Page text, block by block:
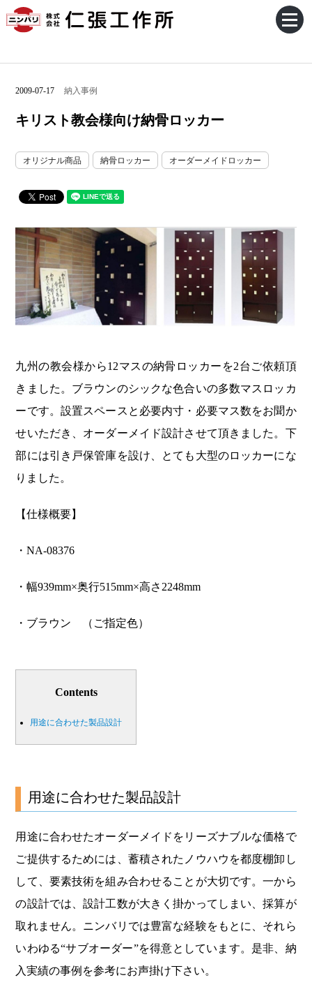
2009-07-17 納入事例
キリスト教会様向け納骨ロッカー
オリジナル商品 納骨ロッカー オーダーメイドロッカー
九州の教会様から12マスの納骨ロッカーを2台ご依頼頂
きました。ブラウンのシックな色合いの多数マスロッカ
ーです。設置スペースと必要内寸・必要マス数をお聞か
せいただき、オーダーメイド設計させて頂きました。下
部には引き戸保管庫を設け、とても大型のロッカーにな
りました。
【仕様概要】
・NA-08376
・幅939mm×奥行515mm×高さ2248mm
・ブラウン （ご指定色）
Contents
用途に合わせた製品設計
用途に合わせた製品設計
用途に合わせたオーダーメイドをリーズナブルな価格で
ご提供するためには、蓄積されたノウハウを都度棚卸し
して、要素技術を組み合わせることが大切です。一から
の設計では、設計工数が大きく掛かってしまい、採算が
取れません。ニンバリでは豊富な経験をもとに、それら
いわゆる“サブオーダー”を得意としています。是非、納
入実績の事例を参考にお声掛け下さい。